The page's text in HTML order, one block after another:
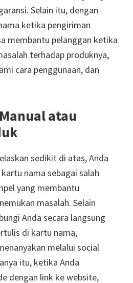
Selain itu, dengan
ketika pengiriman
membantu pelanggan ketika
terhadap produknya,
cara penggunaan, dan
atau
sedikit di atas, Anda
nama sebagai salah
yang membantu
masalah. Selain
Anda secara langsung
di kartu nama,
melalui social
itu, ketika Anda
dengan link ke website,